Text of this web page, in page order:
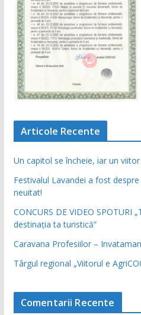
Articole Recente
Un capitol se încheie, iar un
Festivalul Lavandei a fost
neuitat!
CONCURS DE VIDEO SPOTURI
destinația ta turistică”
Caravana Profesiilor –
Târgul regional „Viitorul e
Comentarii Recente